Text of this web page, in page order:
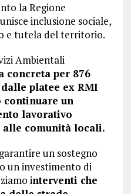
la Regione
inclusione sociale,
e tutela del territorio.
Ambientali
concreta per 876
platee ex RMI
continuare un
lavorativo
comunità locali.
un sostegno
un investimento di
interventi che